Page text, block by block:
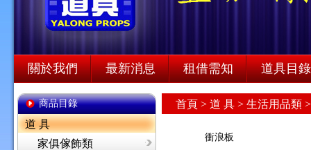
關於我們 最新消息 租借需知 道具目錄
商品目錄
道 具
家俱傢飾類
首頁 > 道 具 > 生活用品類
衝浪板